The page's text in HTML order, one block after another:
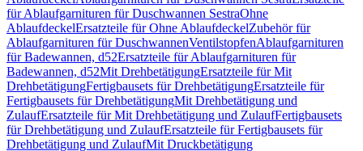
für Ablaufgarnituren für Duschwannen SestraOhne
AblaufdeckelErsatzteile für Ohne AblaufdeckelZubehör für
Ablaufgarnituren für DuschwannenVentilstopfenAblaufgarnituren
für Badewannen, d52Ersatzteile für Ablaufgarnituren für
Badewannen, d52Mit DrehbetätigungErsatzteile für Mit
DrehbetätigungFertigbausets für DrehbetätigungErsatzteile für
Fertigbausets für DrehbetätigungMit Drehbetätigung und
ZulaufErsatzteile für Mit Drehbetätigung und ZulaufFertigbausets
für Drehbetätigung und ZulaufErsatzteile für Fertigbausets für
Drehbetätigung und ZulaufMit Druckbetätigung